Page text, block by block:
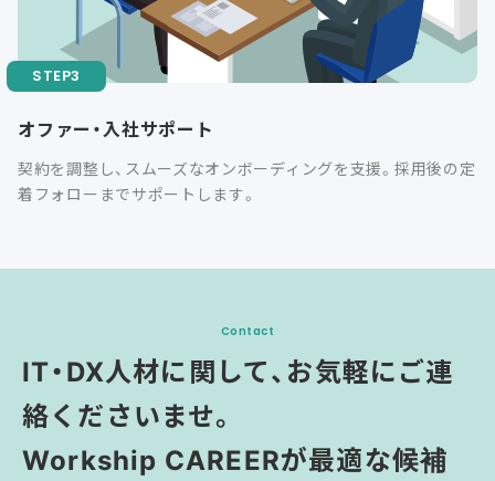
オファー・入社サポート
契約を調整し、スムーズなオンボーディングを支援。採用後の定
着フォローまでサポートします。
Contact
IT・DX人材に関して、お気軽にご連
絡くださいませ。
Workship CAREERが最適な候補